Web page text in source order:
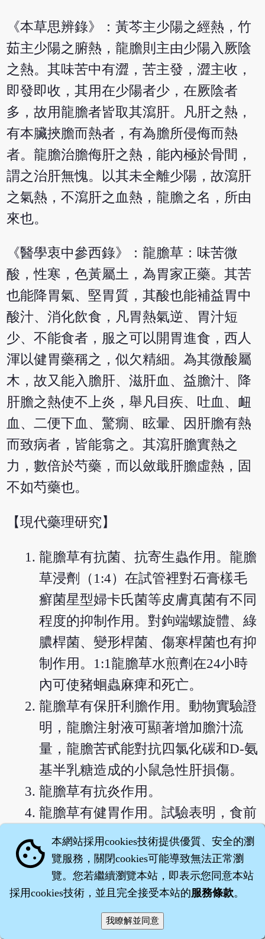
《本草思辨錄》：黃芩主少陽之經熱，竹
茹主少陽之腑熱，龍膽則主由少陽入厥陰
之熱。其味苦中有澀，苦主發，澀主收，
即發即收，其用在少陽者少，在厥陰者
多，故用龍膽者皆取其瀉肝。凡肝之熱，
有本臟挾膽而熱者，有為膽所侵侮而熱
者。龍膽治膽侮肝之熱，能內極於骨間，
謂之治肝無愧。以其未全離少陽，故瀉肝
之氣熱，不瀉肝之血熱，龍膽之名，所由
來也。
《醫學衷中參西錄》：龍膽草：味苦微
酸，性寒，色黃屬土，為胃家正藥。其苦
也能降胃氣、堅胃質，其酸也能補益胃中
酸汁、消化飲食，凡胃熱氣逆、胃汁短
少、不能食者，服之可以開胃進食，西人
渾以健胃藥稱之，似欠精細。為其微酸屬
木，故又能入膽肝、滋肝血、益膽汁、降
肝膽之熱使不上炎，舉凡目疾、吐血、衄
血、二便下血、驚癇、眩暈、因肝膽有熱
而致病者，皆能翕之。其瀉肝膽實熱之
力，數倍於芍藥，而以斂戢肝膽虛熱，固
不如芍藥也。
【現代藥理研究】
龍膽草有抗菌、抗寄生蟲作用。龍膽
草浸劑（1:4）在試管裡對石膏樣毛
癬菌星型婦卡氏菌等皮膚真菌有不同
程度的抑制作用。對鉤端螺旋體、綠
膿桿菌、變形桿菌、傷寒桿菌也有抑
制作用。1:1龍膽草水煎劑在24小時
內可使豬蛔蟲麻痺和死亡。
龍膽草有保肝利膽作用。動物實驗證
明，龍膽注射液可顯著增加膽汁流
量，龍膽苦甙能對抗四氯化碳和D-氨
基半乳糖造成的小鼠急性肝損傷。
龍膽草有抗炎作用。
龍膽草有健胃作用。試驗表明，食前
少量服用龍膽草能刺激胃液分泌，龍
膽苦甙也可促進胃瘻犬胃液及游離酸
的分泌。
龍膽草有利尿、降壓作用。
龍膽草有增強免疫功能的作用。
cookie 本網站採用cookies技術提供優質、安全的瀏
覽服務，關閉cookies可能導致無法正常瀏
覽。您若繼續瀏覽本站，即表示您同意本站
採用cookies技術，並且完全接受本站的服務條款。